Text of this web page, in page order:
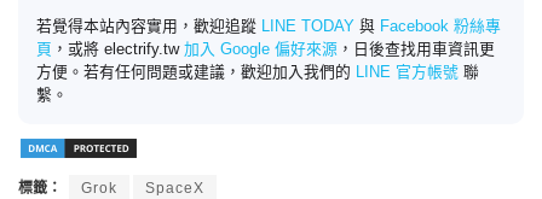
若覺得本站內容實用，歡迎追蹤 LINE TODAY 與 Facebook 粉絲專
頁 ，或將 electrify.tw 加入 Google 偏好來源 ，日後查找用車資訊更
方便。若有任何問題或建議，歡迎加入我們的
LINE 官方帳號 聯
繫。
標籤： Grok SpaceX